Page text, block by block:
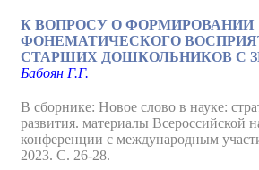
К ВОПРОСУ О ФОРМИРОВАНИИ
ФОНЕМАТИЧЕСКОГО
СТАРШИХ ДОШКОЛЬНИКОВ С
Бабоян Г.Г.
В сборнике: Новое слово в науке:
развития. материалы Всероссийской
конференции с международным
2023. С. 26-28.